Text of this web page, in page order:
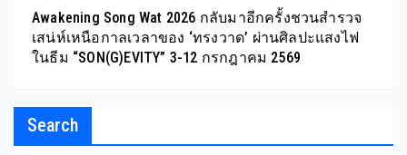
Awakening Song Wat 2026 กลับมาอีกครั้งชวนสำรวจ
เสน่ห์เหนือกาลเวลาของ ‘ทรงวาด’ ผ่านศิลปะแสงไฟ
ในธีม “SON(G)EVITY” 3-12 กรกฎาคม 2569
Search